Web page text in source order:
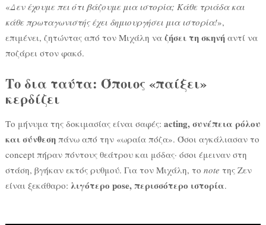
«Δεν έχουμε πει ότι βάζουμε μια ιστορία; Κάθε τριάδα και
κάθε πρωταγωνιστής έχει δημιουργήσει μια ιστορία!»,
επιμένει, ζητώντας από τον Μιχάλη να ζήσει τη σκηνήαντί να
ποζάρει στον φακό.
Το δια ταύτα: Όποιος «παίξει»
κερδίζει
Το μήνυμα της δοκιμασίας είναι σαφές: acting, συνέπεια ρόλου
και σύνθεσηπάνω από την «ωραία πόζα». Όσοι αγκάλιασαν το
concept πήραν πόντους θεάτρου και μόδας· όσοι έμειναν στη
στάση, βγήκαν εκτός ρυθμού. Για τον Μιχάλη, το note της Ζεν
είναι ξεκάθαρο: λιγότερο pose, περισσότερο ιστορία.